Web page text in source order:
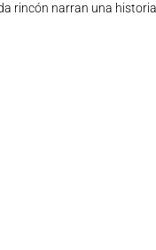
rincón narran una